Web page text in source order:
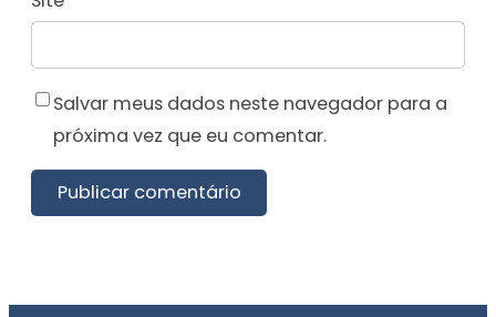
Salvar meus dados neste navegador para a
próxima vez que eu comentar.